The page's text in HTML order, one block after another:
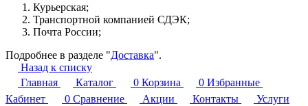
Курьерская;
Транспортной компанией СДЭК;
Почта России;
Подробнее в разделе "Доставка".
Назад к списку
Главная
Каталог 0 Корзина 0 Избранные
Кабинет
0 Сравнение Акции Контакты
Услуги